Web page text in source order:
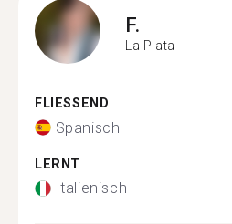
F.
La Plata
FLIESSEND
Spanisch
LERNT
Italienisch